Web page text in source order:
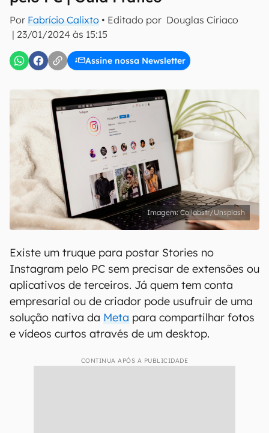
Por Fabrício Calixto • Editado por Douglas Ciriaco
| 23/01/2024 às 15:15
Assine nossa Newsletter
Confirmo que li, aceito e concordo com os
Collabstr/Unsplash
Existe um truque para postar Stories no
Instagram pelo PC sem precisar de extensões ou
aplicativos de terceiros. Já quem tem conta
empresarial ou de criador pode usufruir de uma
solução nativa da Meta para compartilhar fotos
e vídeos curtos através de um desktop.
CONTINUA APÓS A PUBLICIDADE